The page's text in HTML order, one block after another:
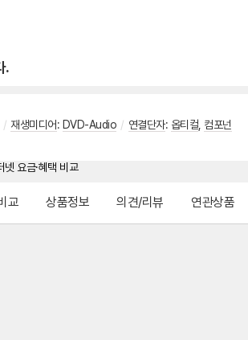
.
/ 재생미디어: DVD-Audio / 연결단자: 옵티컬 컴포넌
교 상품정보 의견/리뷰 연관상품